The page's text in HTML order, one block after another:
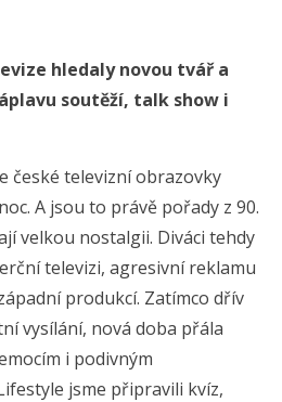
hledaly novou tvář a
soutěží, talk show i
české televizní obrazovky
A jsou to právě pořady z 90.
velkou nostalgii. Diváci tehdy
televizi, agresivní reklamu
produkcí. Zatímco dřív
vysílání, nová doba přála
i podivným
jsme připravili kvíz,